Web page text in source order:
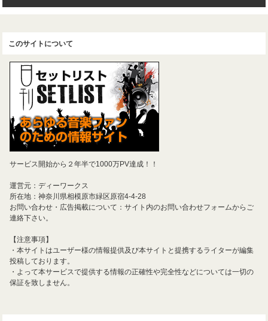
このサイトについて
サービス開始から２年半で1000万PV達成！！
運営元：ディーワークス
所在地：神奈川県相模原市緑区原宿4-4-28
お問い合わせ・広告掲載について：サイト内のお問い合わせフォームからご
連絡下さい。
【注意事項】
・本サイトはユーザー様の情報提供及び本サイトと提携するライターが編集
投稿しております。
・よって本サービスで提供する情報の正確性や完全性などについては一切の
保証を致しません。